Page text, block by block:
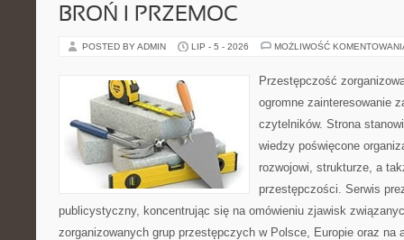
BROŃ I PRZEMOC
POSTED BY ADMIN LIP - 5 - 2026 MOŻLIWOŚĆ
Przestępczość
ogromne zainteresowanie
czytelników. Strona
wiedzy poświęcone
rozwojowi, strukturze, a
przestępczości. Serwis
publicystyczny, koncentrując się na omówieniu zjawisk
zorganizowanych grup przestępczych w Polsce, Europie oraz na